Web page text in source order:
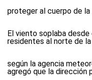
proteger al cuerpo de
El viento soplaba
residentes al norte de
según la agencia
agregó que la dirección